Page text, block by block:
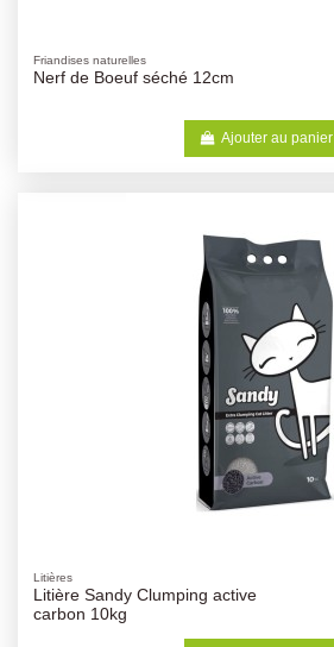
Friandises naturelles
Nerf de Boeuf séché 12cm
Ajouter au panier
Litières
Litière Sandy Clumping active
carbon 10kg